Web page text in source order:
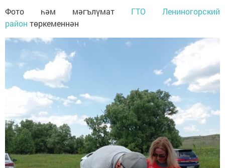
Фото һәм мәгълүмат ГТО Лениногорский
район төркеменнән